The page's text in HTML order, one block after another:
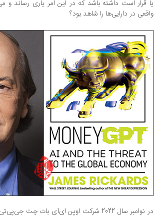
یا قرار است داشته باشد که در این امر یاری رساند
واقعی در دارایی‌ها را شاهد بود؟
در نوامبر سال 2022 شرکت اوپن ای‌آی بات